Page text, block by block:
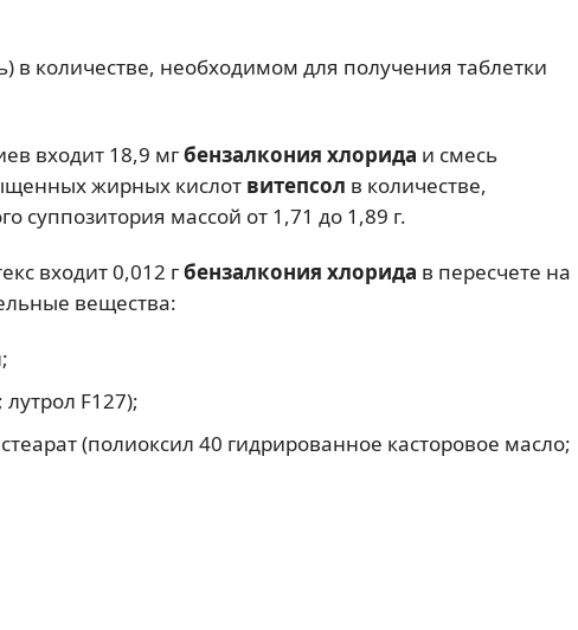
в количестве, необходимом для получения таблетки
входит 18,9 мгбензалкония хлорида и смесь
жирных кислот витепсол в количестве,
суппозитория массой от 1,71 до 1,89 г.
входит 0,012 гбензалкония хлорида в пересчете на
вещества:
F127);
(полиоксил 40 гидрированное касторовое масло;